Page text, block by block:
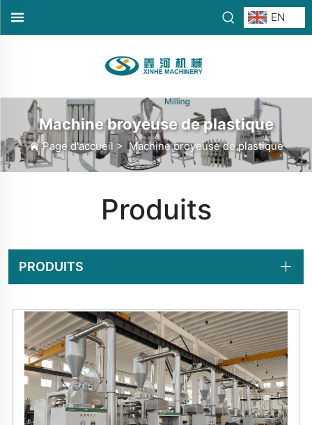
EN
Machine broyeuse de plastique
Page d'accueil>Machine broyeuse de plastique
Produits
PRODUITS